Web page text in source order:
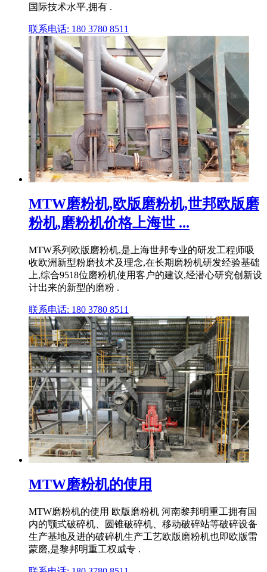
国际技术水平,拥有 .
联系电话: 180 3780 8511
MTW磨粉机,欧版磨粉机,世邦欧版磨
粉机,磨粉机价格上海世 ...
MTW系列欧版磨粉机,是上海世邦专业的研发工程师吸
收欧洲新型粉磨技术及理念,在长期磨粉机研发经验基础
上,综合9518位磨粉机使用客户的建议,经潜心研究创新设
计出来的新型的磨粉 .
联系电话: 180 3780 8511
MTW磨粉机的使用
MTW磨粉机的使用 欧版磨粉机 河南黎邦明重工拥有国
内的颚式破碎机、圆锥破碎机、移动破碎站等破碎设备
生产基地及进的破碎机生产工艺欧版磨粉机也即欧版雷
蒙磨,是黎邦明重工权威专 .